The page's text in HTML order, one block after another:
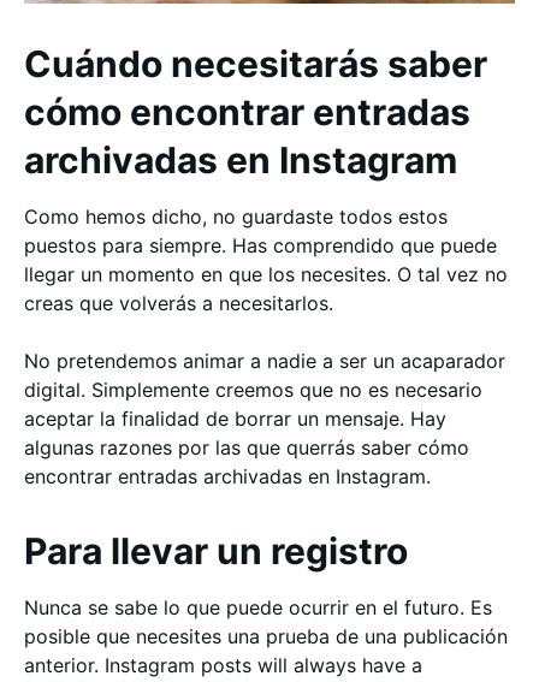
Cuándo necesitarás saber
cómo encontrar entradas
archivadas en Instagram
Como hemos dicho, no guardaste todos estos
puestos para siempre. Has comprendido que puede
llegar un momento en que los necesites. O tal vez no
creas que volverás a necesitarlos.
No pretendemos animar a nadie a ser un acaparador
digital. Simplemente creemos que no es necesario
aceptar la finalidad de borrar un mensaje. Hay
algunas razones por las que querrás saber cómo
encontrar entradas archivadas en Instagram.
Para llevar un registro
Nunca se sabe lo que puede ocurrir en el futuro. Es
posible que necesites una prueba de una publicación
anterior. Instagram posts will always have a